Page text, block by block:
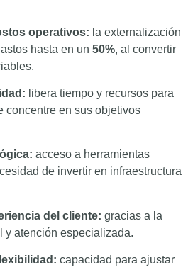
operativos: la externalización
hasta en un 50%, al convertir
libera tiempo y recursos para
concentre en sus objetivos
acceso a herramientas
de invertir en infraestructura
del cliente: gracias a la
y atención especializada.
capacidad para ajustar